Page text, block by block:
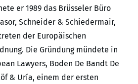
er 1989 das Brüsseler Büro
Schneider & Schiedermair,
der Europäischen
Die Gründung mündete in
Lawyers, Boden De Bandt De
& Uría, einem der ersten